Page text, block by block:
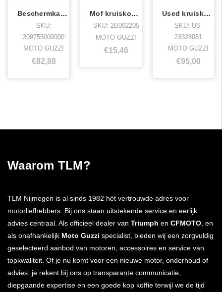
Beschermkap kruiskoppeling daytona
SKU:
309755000000
MOTO GUZZI
€82,88
Mof kruiskoppeling v9
SKU: 2B002205
MOTO GUZZI
€15,46
Used kruiskoppeling 310mm
SKU: US-
23328081
MOTO GUZZI
€95,00
Waarom TLM?
TLM Nijmegen is al sinds 1982 hèt vertrouwde adres voor
motorliefhebbers. Bij ons staan uitstekende service en eerlijk
advies centraal. Als officieel dealer van Triumph en CFMOTO, en
als onafhankelijk Moto Guzzi specialist, bieden wij een zorgvuldig
geselecteerd aanbod van motoren, accessoires en service van
topkwaliteit. Of je nu komt voor een nieuwe motor, onderhoud of
advies: je rekent bij ons op transparante communicatie,
diepgaande expertise en een goede kop koffie terwijl we de tijd